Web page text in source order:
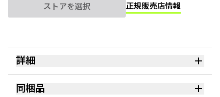
ストアを選択 正規販売店情報
詳細
同梱品